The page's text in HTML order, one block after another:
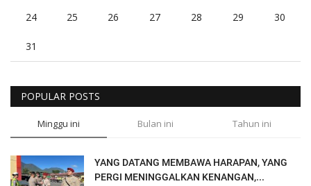
24 25 26 27 28 29 30
31
POPULAR POSTS
Minggu ini Bulan ini Tahun ini
YANG DATANG MEMBAWA HARAPAN, YANG
PERGI MENINGGALKAN KENANGAN,...